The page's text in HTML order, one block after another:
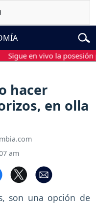
Sigue en vivo la posesión
hacer
en olla
am